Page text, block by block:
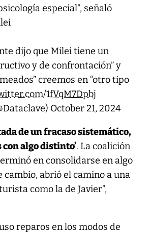
especial”, señaló
dijo que Milei tiene un
y de confrontación” y
creemos en “otro tipo
1fVqM7Dpbj
October 21, 2024
de un fracaso sistemático,
con algo distinto’. La coalición
en consolidarse en algo
cambio, abrió el camino a una
como la de Javier”,
reparos en los modos de